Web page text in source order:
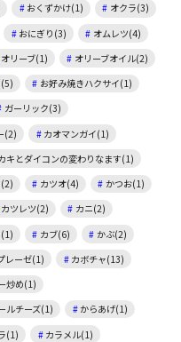
おくずかけ(1)
オクラ(3)
おにぎり(3)
オムレツ(4)
オリーブ(1)
オリーブオイル(2)
お好み焼きハクサイ(1)
ガーリック(3)
(2)
カオマンガイ(1)
キとダイコンの変わりなます(1)
カツオ(4)
かつお(1)
カツレツ(2)
カニ(2)
カブ(6)
かぶ(2)
レーゼ(1)
カボチャ(13)
炒め(1)
ルチーズ(1)
からあげ(1)
(1)
カラメル(1)